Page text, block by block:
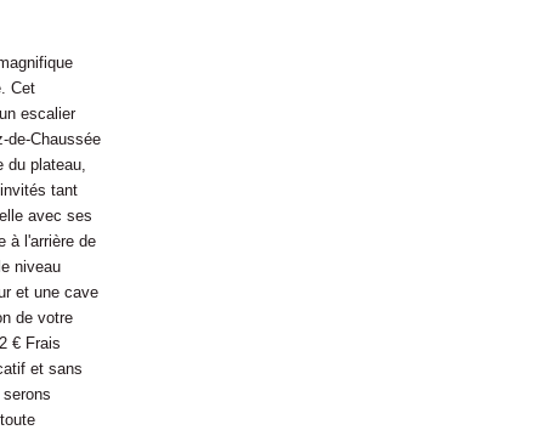
Cet
escalier
de-Chaussée
du plateau,
tant
avec ses
à l'arrière de
niveau
et une cave
de votre
€ Frais
et sans